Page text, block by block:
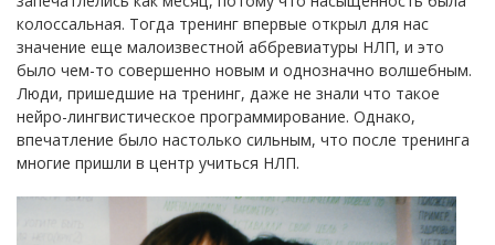
колоссальная. Тогда тренинг впервые открыл для нас
значение еще малоизвестной аббревиатуры НЛП, и это
было чем-то совершенно новым и однозначно волшебным.
Люди, пришедшие на тренинг, даже не знали что такое
нейро-лингвистическое программирование. Однако,
впечатление было настолько сильным, что после тренинга
многие пришли в центр учиться НЛП.